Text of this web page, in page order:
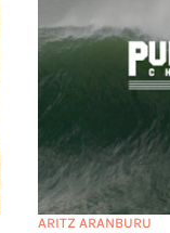
ARITZ ARANBURU